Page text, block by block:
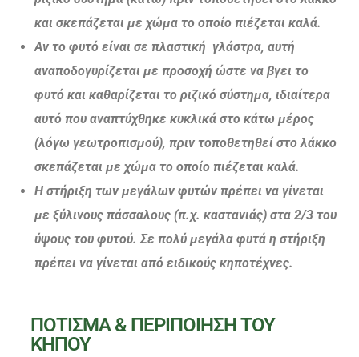
και σκεπάζεται με χώμα το οποίο πιέζεται καλά.
Αν το φυτό είναι σε πλαστική γλάστρα, αυτή
αναποδογυρίζεται με προσοχή ώστε να βγει το
φυτό και καθαρίζεται το ριζικό σύστημα, ιδιαίτερα
αυτό που αναπτύχθηκε κυκλικά στο κάτω μέρος
(λόγω γεωτροπισμού), πριν τοποθετηθεί στο λάκκο
σκεπάζεται με χώμα το οποίο πιέζεται καλά.
Η στήριξη των μεγάλων φυτών πρέπει να γίνεται
με ξύλινους πάσσαλους (π.χ. καστανιάς) στα 2/3 του
ύψους του φυτού. Σε πολύ μεγάλα φυτά η στήριξη
πρέπει να γίνεται από ειδικούς κηποτέχνες.
ΠΟΤΙΣΜΑ & ΠΕΡΙΠΟΙΗΣΗ ΤΟΥ
ΚΗΠΟΥ